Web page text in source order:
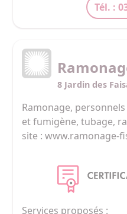
Tél. :
8 Jardin des
Ramonage,
et fumigène, tubage,
site : www.ramonage-
Services proposés :